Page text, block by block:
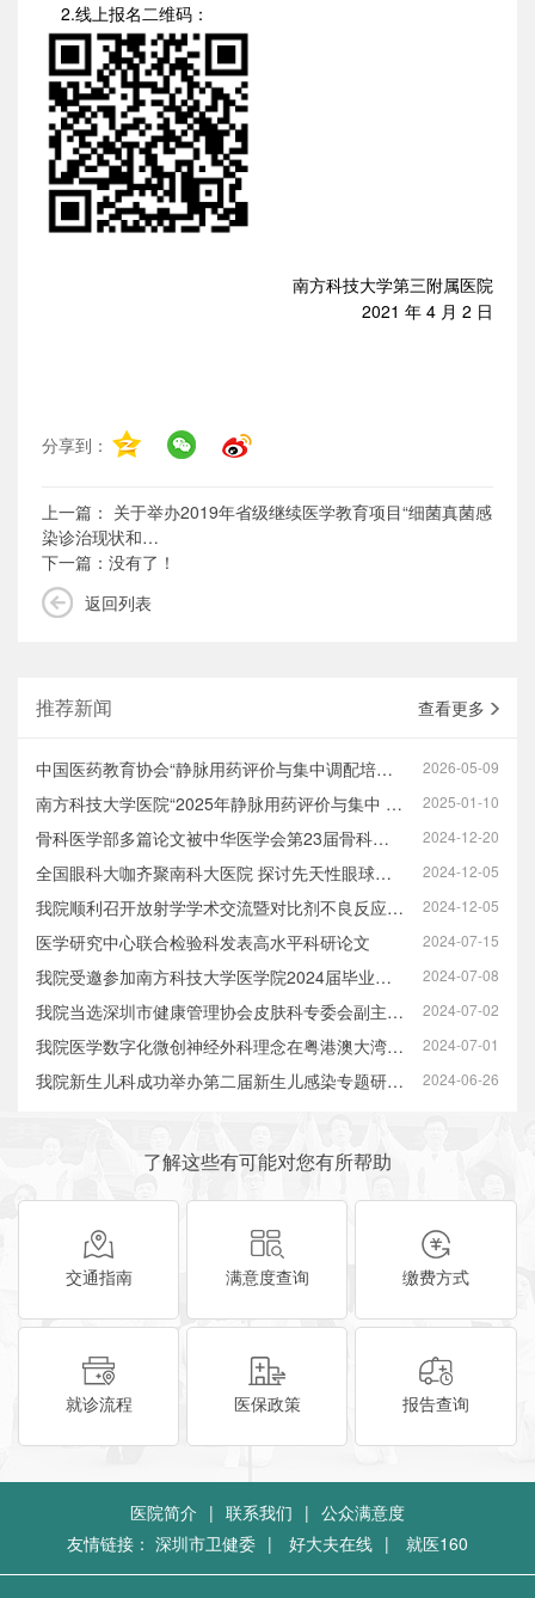
2.线上报名二维码：
南方科技大学第三附属医院
2021 年 4 月 2 日
分享到：
上一篇： 关于举办2019年省级继续医学教育项目“细菌真菌感
染诊治现状和…
下一篇：没有了！
返回列表
推荐新闻 查看更多
2026-05-09
中国医药教育协会“静脉用药评价与集中调配培训”基地（南方科技大学医院…
2025-01-10
南方科技大学医院“2025年静脉用药评价与集中 调配培训”基地第一批次招…
2024-12-20
骨科医学部多篇论文被中华医学会第23届骨科学术大会收录展示
2024-12-05
全国眼科大咖齐聚南科大医院 探讨先天性眼球震颤治疗新思路
2024-12-05
我院顺利召开放射学学术交流暨对比剂不良反应培训“星火计划”会议
2024-07-15
医学研究中心联合检验科发表高水平科研论文
2024-07-08
我院受邀参加南方科技大学医学院2024届毕业生欢送会暨颁奖仪式
2024-07-02
我院当选深圳市健康管理协会皮肤科专委会副主委单位
2024-07-01
我院医学数字化微创神经外科理念在粤港澳大湾区神经外科高峰论坛上绽放学…
2024-06-26
我院新生儿科成功举办第二届新生儿感染专题研讨会
了解这些有可能对您有所帮助
交通指南 满意度查询 缴费方式
就诊流程 医保政策 报告查询
医院简介 | 联系我们 | 公众满意度
友情链接： 深圳市卫健委 | 好大夫在线 | 就医160